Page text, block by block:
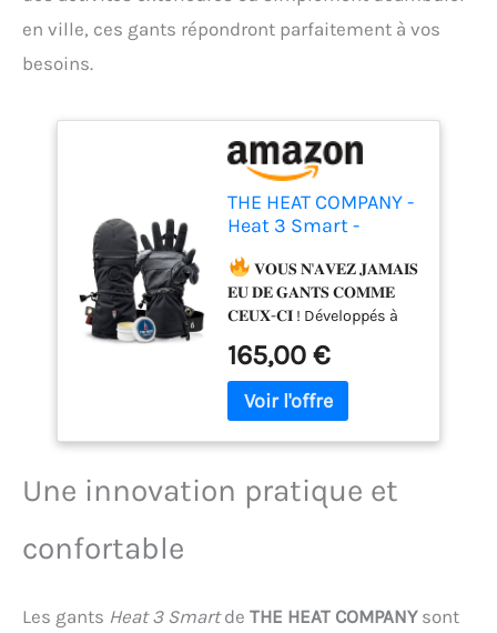
en ville, ces gants répondront parfaitement à vos
besoins.
THE HEAT COMPANY -
Heat 3 Smart -
matière de Gants -
Gants & moufles en
Un - Idéal pour la
Manipulation : il
Suffit de déplier la
moufle - Gants
d'hiver Hommes et
Femmes
𝐕𝐎𝐔𝐒 𝐍'𝐀𝐕𝐄𝐙 𝐉𝐀𝐌𝐀𝐈𝐒
𝐄𝐔 𝐃𝐄 𝐆𝐀𝐍𝐓𝐒 𝐂𝐎𝐌𝐌𝐄
𝐂𝐄𝐔𝐗-𝐂𝐈 ! Développés à
spéciales, ils sont
aujourd'hui populaires
auprès des photographes
font confiance à ce
système de gants
froids du monde.
165,00 €
Une innovation pratique et
confortable
Les gants Heat 3 Smartde THE HEAT COMPANYsont